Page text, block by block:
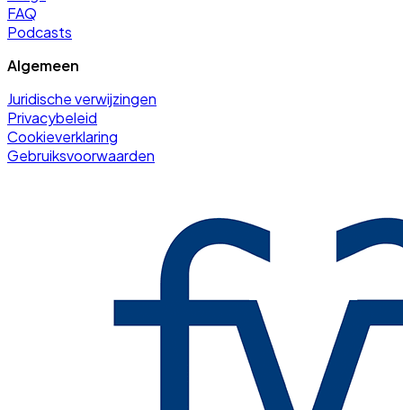
FAQ
Podcasts
Algemeen
Juridische verwijzingen
Privacybeleid
Cookieverklaring
Gebruiksvoorwaarden